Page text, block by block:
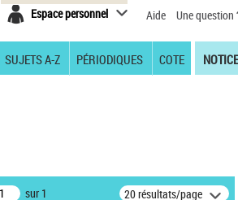
Espace personnel Aide Une question
SUJETS A-Z PÉRIODIQUES COTE
sur 1 20 résultats/page